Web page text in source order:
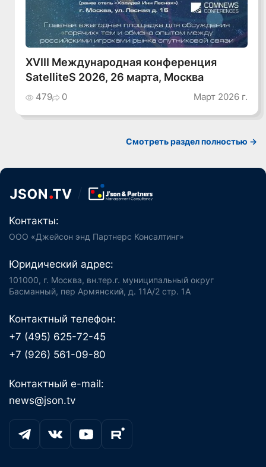
XVIII Международная конференция
SatelliteS 2026, 26 марта, Москва
479 0 Март 2026 г.
Cмотреть раздел полностью ->
Контакты:
ООО «Джейсон энд Партнерс Консалтинг»
Юридический адрес:
101000, г. Москва, вн.тер.г. муниципальный округ
Басманный, пер Армянский, д. 11А/2 стр. 1А
Контактный телефон:
+7 (495) 625-72-45
+7 (926) 561-09-80
Контактный e-mail:
news@json.tv